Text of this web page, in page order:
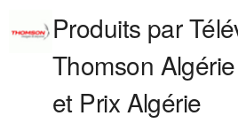
Produits par
Thomson
et Prix Algérie